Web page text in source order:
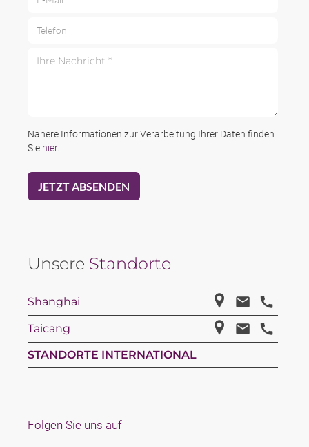
Nähere Informationen zur Verarbeitung Ihrer Daten finden
Sie hier.
Unsere Standorte
Shanghai
Taicang
STANDORTE INTERNATIONAL
Folgen Sie uns auf